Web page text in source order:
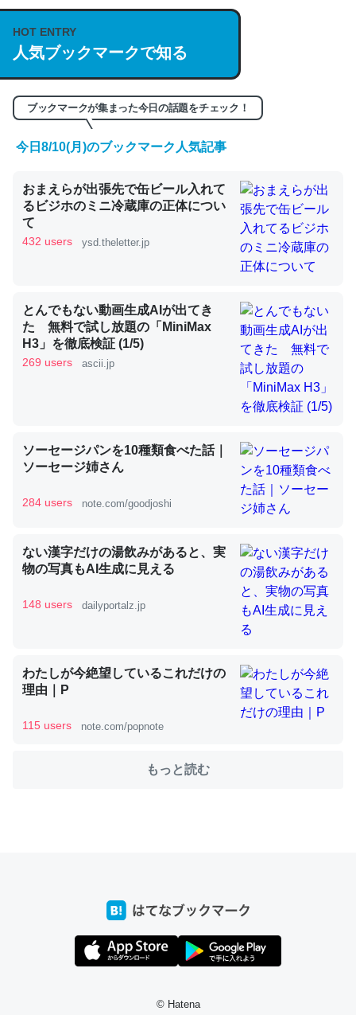
説してる記事が少ないので貴重な良記事。/続編来た
https://isobe324649.hatenablog.com/entry/2023/03/27
/064121
─GPTの仕組みと限界についての考察（１） - conceptualization
くらい。小説でいう「ずっと前の伏線」は回収されないけ
ど、短期記憶というには多い分量。進化すればするほど分
かりやすく強くなりそう
─GPTの仕組みと限界についての考察（１） - conceptualization
昆虫ってカルシウム少ないのか。知らんかった。調べたら
コオロギのカルシウム分はエビの600分の1程度。
─ニュース :: 【研究発表】昆虫学の大問題＝「昆虫はなぜ海にいな
論文では「淡水はカルシウムも酸素も不足してて両方に不
いる鋏角類（カブトガニ・ウミグモ）はカルシウムを使わ
ずキチンを強化してる筈だが、酵素が違うのか？
─ニュース :: 【研究発表】昆虫学の大問題＝「昆虫はなぜ海にいな
いのか」に関する新仮説
これを元に考えるとカルシウムを大量に使う脊椎動物と貝
類は苦労してるんだな…。腹足類だと殻を無くしてナメク
─ニュース :: 【研究発表】昆虫学の大問題＝「昆虫はなぜ海にいな
ちぼちRingも置こうかと画策中。あと、Googleマップで
これ見て生きてるなって分かる。
HOT ENTRY
人気ブックマークで知る
ブックマークが集まった今日の話題をチェック！
今日8/10(月)のブックマーク人気記事
おまえらが出張先で缶ビール入れて
るビジホのミニ冷蔵庫の正体につい
て
432 users ysd.theletter.jp
とんでもない動画生成AIが出てき
た 無料で試し放題の「MiniMax
H3」を徹底検証 (1/5)
269 users ascii.jp
ソーセージパンを10種類食べた話｜
ソーセージ姉さん
284 users note.com/goodjoshi
ない漢字だけの湯飲みがあると、実
物の写真もAI生成に見える
148 users dailyportalz.jp
わたしが今絶望しているこれだけの
理由｜P
115 users note.com/popnote
もっと読む
© Hatena